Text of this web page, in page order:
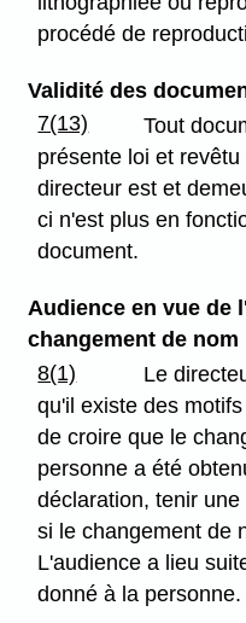
procédé de
Validité des
7(13)
Tout
présente loi et
directeur est et
ci n'est plus en
document.
Audience en vue de
changement de nom
8(1)
Le
qu'il existe des
de croire que le
personne a été
déclaration, tenir
si le changement de
L'audience a lieu
donné à la personne.